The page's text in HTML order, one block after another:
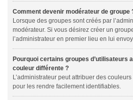
Comment devenir modérateur de groupe
Lorsque des groupes sont créés par
modérateur. Si vous désirez créer un
l’administrateur en premier lieu en lui
Pourquoi certains groupes d’utilisateurs
couleur différente ?
L’administrateur peut attribuer des
pour les rendre facilement identifiables.